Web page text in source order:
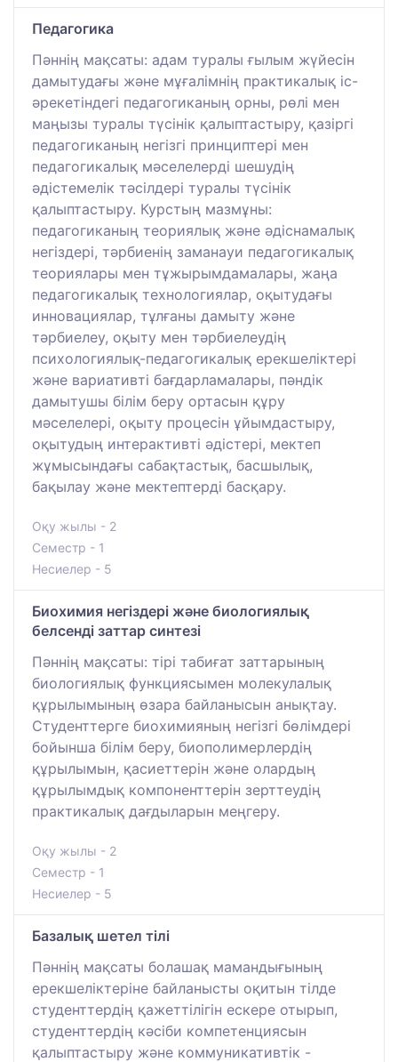
Педагогика
Пәннің мақсаты: адам туралы ғылым жүйесін
дамытудағы және мұғалімнің практикалық іс-
әрекетіндегі педагогиканың орны, рөлі мен
маңызы туралы түсінік қалыптастыру, қазіргі
педагогиканың негізгі принциптері мен
педагогикалық мәселелерді шешудің
әдістемелік тәсілдері туралы түсінік
қалыптастыру. Курстың мазмұны:
педагогиканың теориялық және әдіснамалық
негіздері, тәрбиенің заманауи педагогикалық
теориялары мен тұжырымдамалары, жаңа
педагогикалық технологиялар, оқытудағы
инновациялар, тұлғаны дамыту және
тәрбиелеу, оқыту мен тәрбиелеудің
психологиялық-педагогикалық ерекшеліктері
және вариативті бағдарламалары, пәндік
дамытушы білім беру ортасын құру
мәселелері, оқыту процесін ұйымдастыру,
оқытудың интерактивті әдістері, мектеп
жұмысындағы сабақтастық, басшылық,
бақылау және мектептерді басқару.
Оқу жылы - 2
Семестр - 1
Несиелер - 5
Биохимия негіздері және биологиялық
белсенді заттар синтезі
Пәннің мақсаты: тірі табиғат заттарының
биологиялық функциясымен молекулалық
құрылымының өзара байланысын анықтау.
Студенттерге биохимияның негізгі бөлімдері
бойынша білім беру, биополимерлердің
құрылымын, қасиеттерін және олардың
құрылымдық компоненттерін зерттеудің
практикалық дағдыларын меңгеру.
Оқу жылы - 2
Семестр - 1
Несиелер - 5
Базалық шетел тілі
Пәннің мақсаты болашақ мамандығының
ерекшеліктеріне байланысты оқитын тілде
студенттердің қажеттілігін ескере отырып,
студенттердің кәсіби компетенциясын
қалыптастыру және коммуникативтік -